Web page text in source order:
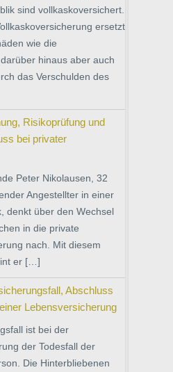
sind vollkaskoversichert.
ersetzt
wie die
hinaus aber auch
das Verschulden des
Risikoprüfung und
bei privater
Peter Nikolausen, 32
Angestellter in einer
denkt über den Wechsel
in die private
nach. Mit diesem
er […]
Abschluss
Lebensversicherung
ist bei der
der Todesfall der
Die Hinterbliebenen